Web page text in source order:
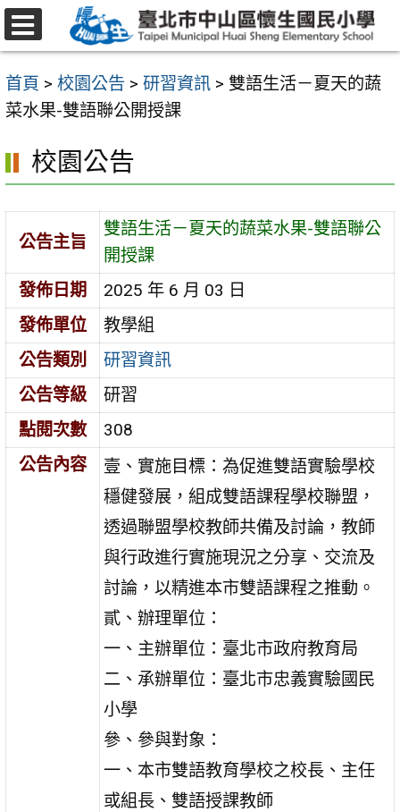
跳
至
要
內
區
首頁 > 校園公告 > 研習資訊 > 雙語生活－夏天的蔬
菜水果-雙語聯公開授課
校園公告
公告主旨
雙語生活－夏天的蔬菜水果-雙語聯公
開授課
發佈日期
2025 年 6 月 03 日
發佈單位
教學組
公告類別
研習資訊
公告等級
研習
點閱次數
308
公告內容
壹、實施目標：為促進雙語實驗學校
穩健發展，組成雙語課程學校聯盟，
透過聯盟學校教師共備及討論，教師
與行政進行實施現況之分享、交流及
討論，以精進本市雙語課程之推動。
貳、辦理單位：
一、主辦單位：臺北市政府教育局
二、承辦單位：臺北市忠義實驗國民
小學
參、參與對象：
一、本市雙語教育學校之校長、主任
或組長、雙語授課教師
選
單